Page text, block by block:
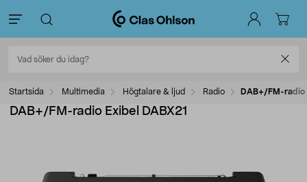
Startsida Multimedia Högtalare & ljud Radio DAB+/FM-radio
DAB+/FM-radio Exibel DABX21